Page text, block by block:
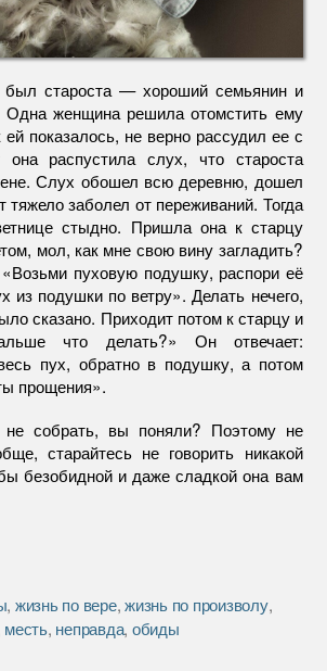
был староста — хороший семьянин и
Одна женщина решила отомстить ему
ей показалось, не верно рассудил ее с
распустила слух, что староста
Слух обошел всю деревню, дошел
тяжело заболел от переживаний. Тогда
стыдно. Пришла она к старцу
мол, как мне свою вину загладить?
пуховую подушку, распори её
из подушки по ветру». Делать нечего,
сказано. Приходит потом к старцу и
что делать?» Он отвечает:
пух, обратно в подушку, а потом
прощения».
не собрать, вы поняли? Поэтому не
старайтесь не говорить никакой
безобидной и даже сладкой она вам
, жизнь по вере,жизнь по произволу,
месть, неправда, обиды